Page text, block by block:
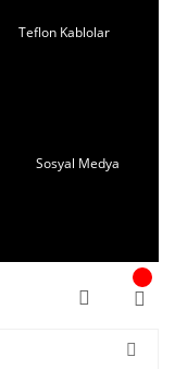
Teflon Kablolar
Sosyal Medya